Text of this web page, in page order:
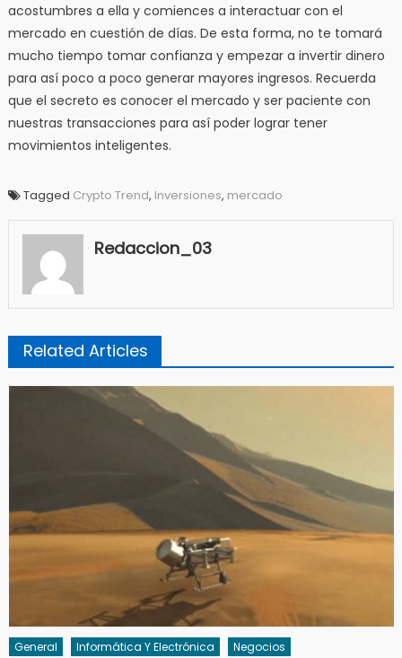
acostumbres a ella y comiences a interactuar con el
mercado en cuestión de días. De esta forma, no te tomará
mucho tiempo tomar confianza y empezar a invertir dinero
para así poco a poco generar mayores ingresos. Recuerda
que el secreto es conocer el mercado y ser paciente con
nuestras transacciones para así poder lograr tener
movimientos inteligentes.
Tagged Crypto Trend, Inversiones, mercado
Redaccion_03
Related Articles
General Informática Y Electrónica Negocios